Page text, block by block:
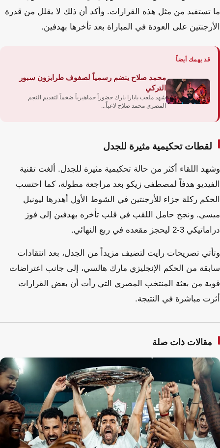
ما تستفيد من مثل هذه القرارات. وأكد أن ذلك لا يقلل من قدرة
الأرجنتين على العودة في المباراة بعد تأخرها بهدفين.
قد يهمك أيضاً
محمد صلاح ينضم رسمياً لصفوف طرابزون سبور
التركي
شهد ملعب بابارا بارك حضوراً جماهيرياً ضخماً لتقديم النجم
المصري محمد صلاح لاعباً...
لقطات تحكيمية مثيرة للجدل
وشهد اللقاء أكثر من حالة تحكيمية مثيرة للجدل. ألغت تقنية
الفيديو هدفاً لمصطفى زيكو بعد مراجعة مطولة، كما احتسب
الحكم ركلة جزاء للأرجنتين في الشوط الأول أهدرها ليونيل
ميسي. ونجح حامل اللقب في قلب تأخره بهدفين إلى فوز
دراماتيكي 3-2 ليحجز مقعده في ربع النهائي.
وتأتي تصريحات رايت لتضيف مزيداً من الجدل، بعد انتقادات
سابقة من الحكم الإنجليزي مارك هالسي، إلى جانب اعتراضات
قوية من بعثة المنتخب المصري التي رأت أن بعض القرارات
أثرت مباشرة في النتيجة.
مقالات ذات صلة